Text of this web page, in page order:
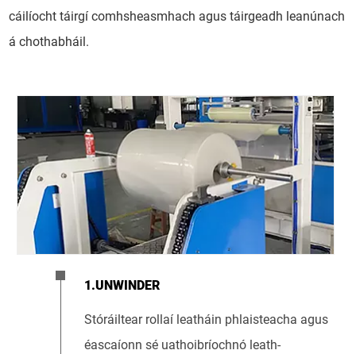
cáilíocht táirgí comhsheasmhach agus táirgeadh leanúnach
á chothabháil.
1.UNWINDER
Stóráiltear rollaí leatháin phlaisteacha agus
éascaíonn sé uathoibríochnó leath-